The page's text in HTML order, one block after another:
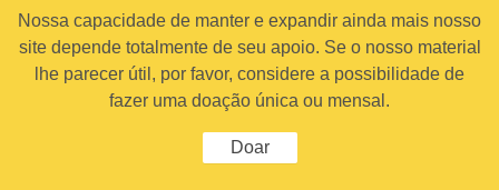
Nossa capacidade de manter e expandir ainda mais nosso
site depende totalmente de seu apoio. Se o nosso material
lhe parecer útil, por favor, considere a possibilidade de
fazer uma doação única ou mensal.
Doar